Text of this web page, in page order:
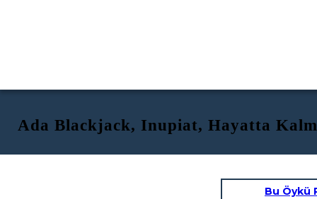
Ada Blackjack, Inupiat, Hayatta
Bu Öykü